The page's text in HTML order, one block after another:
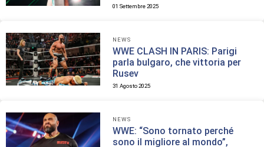
01 Settembre 2025
NEWS
WWE CLASH IN PARIS: Parigi
parla bulgaro, che vittoria per
Rusev
31 Agosto 2025
NEWS
WWE: “Sono tornato perché
sono il migliore al mondo”,